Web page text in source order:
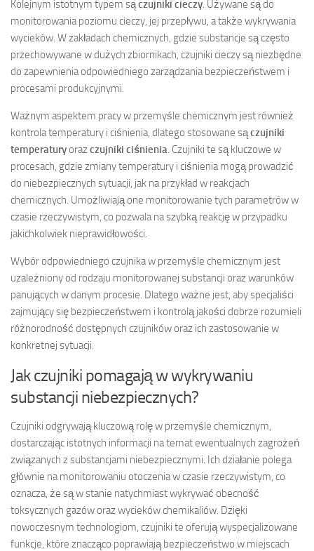
Kolejnym istotnym typem sączujniki cieczy. Używane są do
monitorowania poziomu cieczy, jej przepływu, a także wykrywania
wycieków. W zakładach chemicznych, gdzie substancje są często
przechowywane w dużych zbiornikach, czujniki cieczy są niezbędne
do zapewnienia odpowiedniego zarządzania bezpieczeństwem i
procesami produkcyjnymi.
Ważnym aspektem pracy w przemyśle chemicznym jest również
kontrola temperatury i ciśnienia, dlatego stosowane sączujniki
temperaturyorazczujniki ciśnienia. Czujniki te są kluczowe w
procesach, gdzie zmiany temperatury i ciśnienia mogą prowadzić
do niebezpiecznych sytuacji, jak na przykład w reakcjach
chemicznych. Umożliwiają one monitorowanie tych parametrów w
czasie rzeczywistym, co pozwala na szybką reakcję w przypadku
jakichkolwiek nieprawidłowości.
Wybór odpowiedniego czujnika w przemyśle chemicznym jest
uzależniony od rodzaju monitorowanej substancji oraz warunków
panujących w danym procesie. Dlatego ważne jest, aby specjaliści
zajmujący się bezpieczeństwem i kontrolą jakości dobrze rozumieli
różnorodność dostępnych czujników oraz ich zastosowanie w
konkretnej sytuacji.
Jak czujniki pomagają w wykrywaniu
substancji niebezpiecznych?
Czujniki odgrywają kluczową rolę w przemyśle chemicznym,
dostarczając istotnych informacji na temat ewentualnych zagrożeń
związanych z substancjami niebezpiecznymi. Ich działanie polega
głównie na monitorowaniu otoczenia w czasie rzeczywistym, co
oznacza, że są w stanie natychmiast wykrywać obecność
toksycznych gazów oraz wycieków chemikaliów. Dzięki
nowoczesnym technologiom, czujniki te oferują wyspecjalizowane
funkcje, które znacząco poprawiają bezpieczeństwo w miejscach